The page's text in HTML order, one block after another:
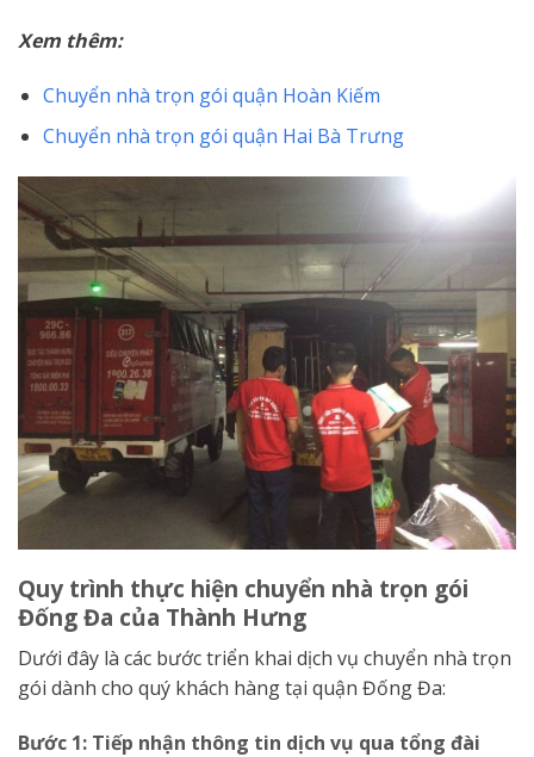
Xem thêm:
Chuyển nhà trọn gói quận Hoàn Kiếm
Chuyển nhà trọn gói quận Hai Bà Trưng
Quy trình thực hiện chuyển nhà trọn gói
Đống Đa của Thành Hưng
Dưới đây là các bước triển khai dịch vụ chuyển nhà trọn
gói dành cho quý khách hàng tại quận Đống Đa:
Bước 1: Tiếp nhận thông tin dịch vụ qua tổng đài